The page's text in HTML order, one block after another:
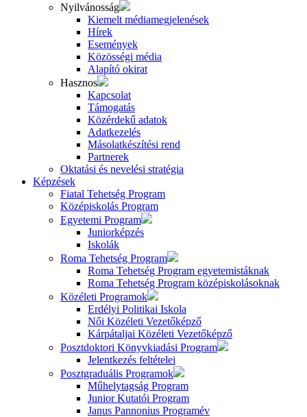
Nyilvánosság
Kiemelt médiamegjelenések
Hírek
Események
Közösségi média
Alapító okirat
Hasznos
Kapcsolat
Támogatás
Közérdekű adatok
Adatkezelés
Másolatkészítési rend
Partnerek
Oktatási és nevelési stratégia
Képzések
Fiatal Tehetség Program
Középiskolás Program
Egyetemi Program
Juniorképzés
Iskolák
Roma Tehetség Program
Roma Tehetség Program egyetemistáknak
Roma Tehetség Program középiskolásoknak
Közéleti Programok
Erdélyi Politikai Iskola
Női Közéleti Vezetőképző
Kárpátaljai Közéleti Vezetőképző
Posztdoktori Könyvkiadási Program
Jelentkezés feltételei
Posztgraduális Programok
Műhelytagság Program
Junior Kutatói Program
Janus Pannonius Programév